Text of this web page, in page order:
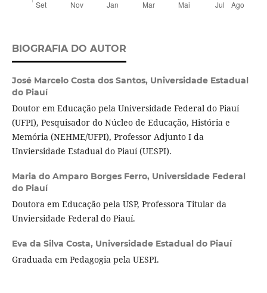
BIOGRAFIA DO AUTOR
José Marcelo Costa dos Santos, Universidade Estadual
do Piauí
Doutor em Educação pela Universidade Federal do Piauí
(UFPI), Pesquisador do Núcleo de Educação, História e
Memória (NEHME/UFPI), Professor Adjunto I da
Unviersidade Estadual do Piauí (UESPI).
Maria do Amparo Borges Ferro, Universidade Federal
do Piauí
Doutora em Educação pela USP, Professora Titular da
Unviersidade Federal do Piauí.
Eva da Silva Costa, Universidade Estadual do Piauí
Graduada em Pedagogia pela UESPI.